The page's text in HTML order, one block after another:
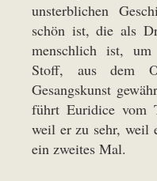
unsterblichen
schön ist, die als
menschlich ist,
Stoff, aus dem
Gesangskunst
führt Euridice vom
weil er zu sehr, weil
ein zweites Mal.